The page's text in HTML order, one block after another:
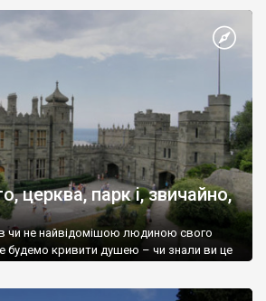
церква, парк і, звичайно,
чи не найвідомішою людиною свого
будемо кривити душею – чи знали ви це